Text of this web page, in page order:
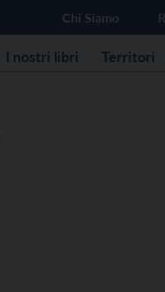
Chi Siamo
I nostri libri Territori